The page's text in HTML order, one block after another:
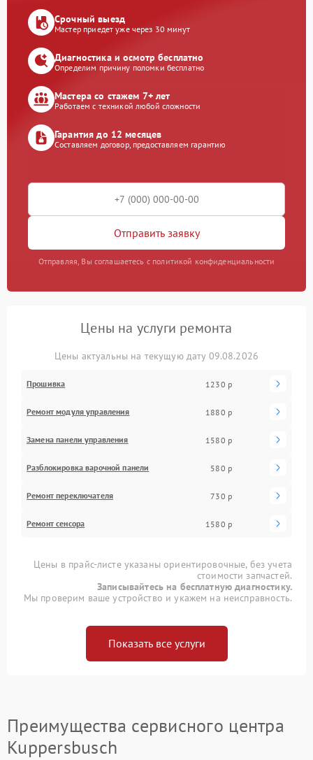
Срочный выезд
Мастер приедет уже через 30 минут
Диагностика и осмотр бесплатно
Определим причину поломки бесплатно
Мастера со стажем 7+ лет
Работаем с техникой любой сложности
Гарантия до 12 месяцев
Составляем договор, предоставляем гарантию
Отправить заявку
Отправляя, Вы соглашаетесь с политикой конфиденциальности
Цены на услуги ремонта
Цены актуальны на текущую дату 09.08.2026
Прошивка 1230 р
Ремонт модуля управления 1880 р
Замена панели управления 1580 р
Разблокировка варочной панели 580 р
Ремонт переключателя 730 р
Ремонт сенсора 1580 р
Цены в прайс-листе указаны ориентировочные, без учета
стоимости запчастей.
Записывайтесь на бесплатную диагностику.
Мы проверим ваше устройство и укажем на неисправность.
Показать все услуги
Преимущества сервисного центра
Kuppersbusch